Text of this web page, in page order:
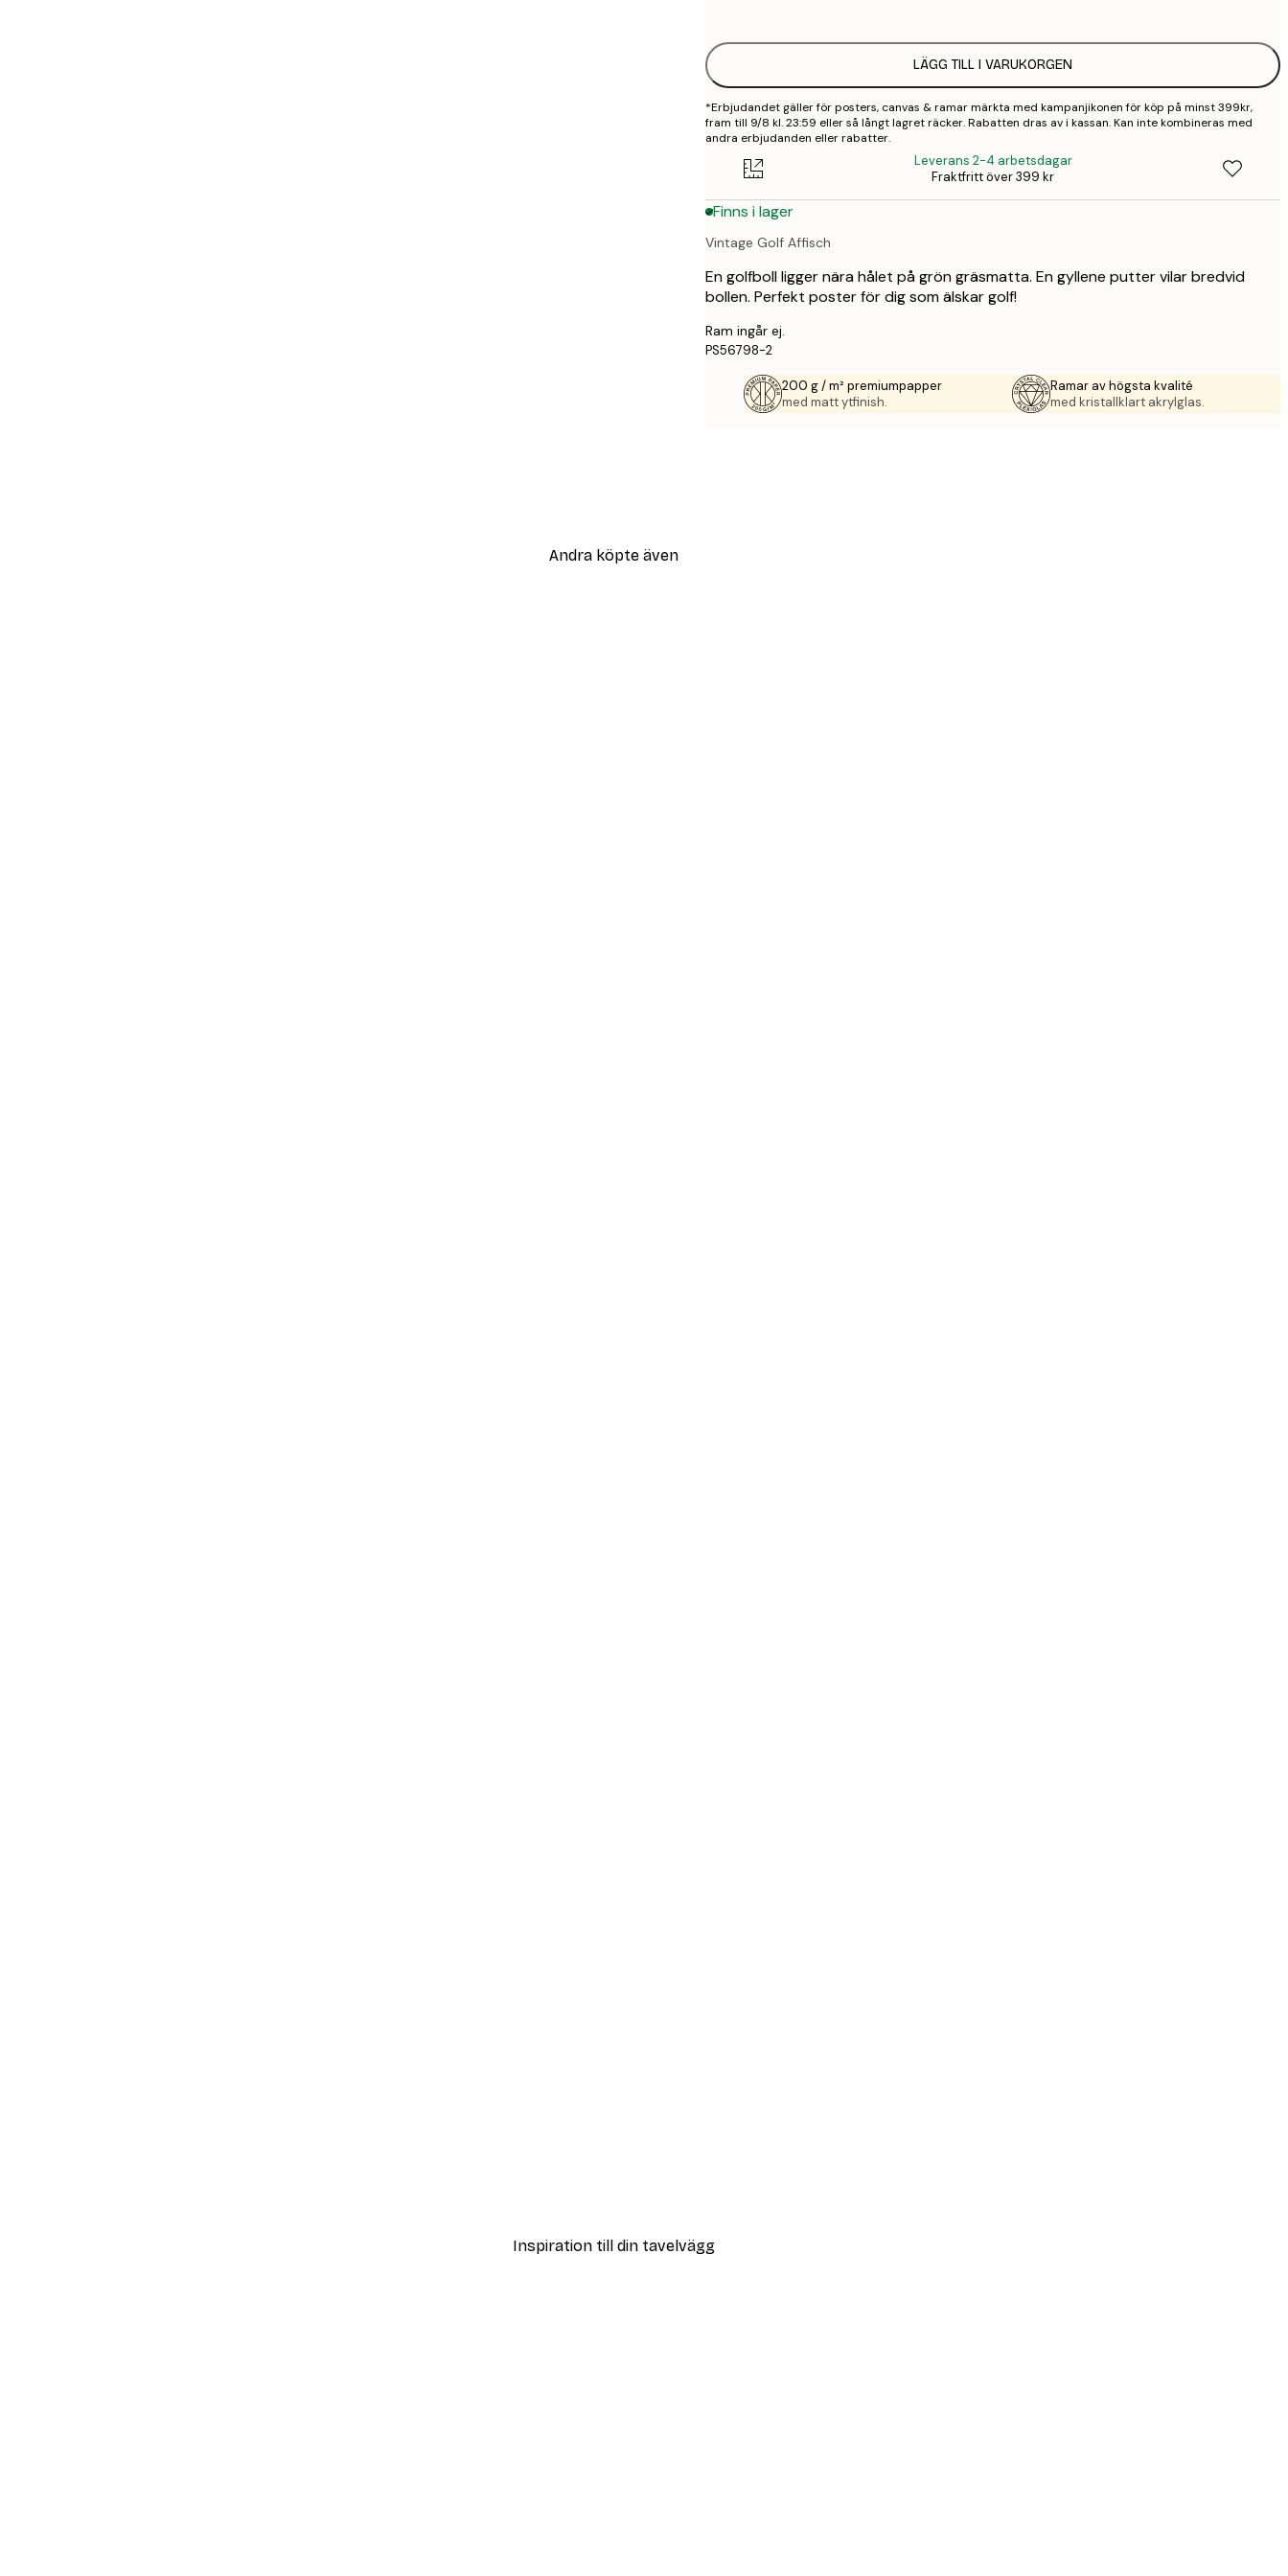
LÄGG TILL I VARUKORGEN
*Erbjudandet gäller för posters, canvas & ramar märkta med kampanjikonen för köp på minst 399kr,
fram till 9/8 kl. 23:59 eller så långt lagret räcker. Rabatten dras av i kassan. Kan inte kombineras med
andra erbjudanden eller rabatter.
Leverans 2-4 arbetsdagar
Fraktfritt över 399 kr
Finns i lager
Vintage Golf Affisch
En golfboll ligger nära hålet på grön gräsmatta. En gyllene putter vilar bredvid
bollen. Perfekt poster för dig som älskar golf!
Ram ingår ej.
PS56798-2
200 g / m² premiumpapper
med matt ytfinish.
Ramar av högsta kvalité
med kristallklart akrylglas.
Andra köpte även
Inspiration till din tavelvägg